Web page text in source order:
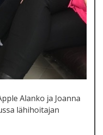
Alanko ja Joanna
lähihoitajan